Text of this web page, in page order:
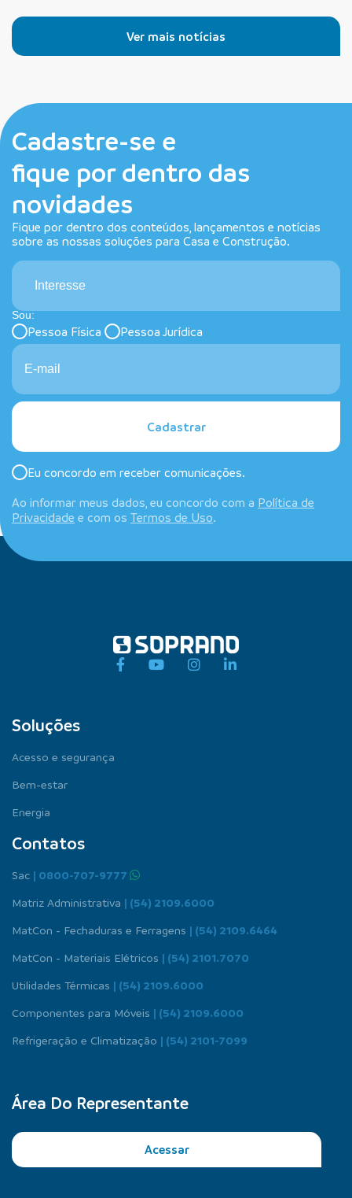
Ver mais notícias
Cadastre-se e
fique por dentro das
novidades
Fique por dentro dos conteúdos, lançamentos e notícias
sobre as nossas soluções para Casa e Construção.
Interesse
Sou:
Pessoa Física Pessoa Jurídica
Cadastrar
Eu concordo em receber comunicações.
Ao informar meus dados, eu concordo com a Política de
Privacidade e com os Termos de Uso.
Soluções
Acesso e segurança
Bem-estar
Energia
Contatos
Sac | 0800-707-9777
Matriz Administrativa | (54) 2109.6000
MatCon - Fechaduras e Ferragens | (54) 2109.6464
MatCon - Materiais Elétricos | (54) 2101.7070
Utilidades Térmicas | (54) 2109.6000
Componentes para Móveis | (54) 2109.6000
Refrigeração e Climatização | (54) 2101-7099
Área Do Representante
Acessar